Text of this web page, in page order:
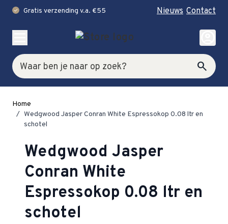
check Gratis verzending v.a. €55 Nieuws Contact
Zoek search
account_circle
Home
/ Wedgwood Jasper Conran White Espressokop 0.08 ltr en
schotel
Wedgwood Jasper
Conran White
Espressokop 0.08 ltr en
schotel